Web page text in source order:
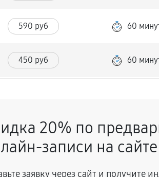
590 руб 60
450 руб 60
410 руб 60
20% по
записи на сайте
заявку через сайт и получите